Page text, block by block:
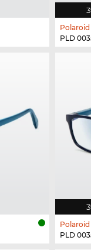
Polaroid
PLD
Polaroid
PLD